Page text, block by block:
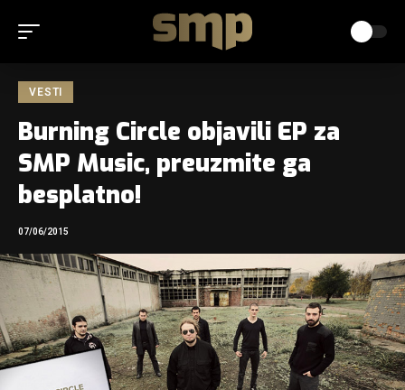
VESTI
Burning Circle objavili EP za
SMP Music, preuzmite ga
besplatno!
07/06/2015